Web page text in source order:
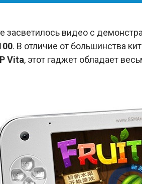
засветилось видео с
. В отличие от большинства
Vita, этот гаджет обладает